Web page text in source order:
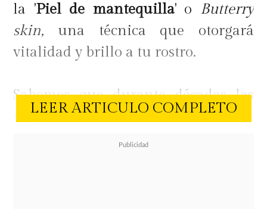
la 'Piel de mantequilla' o Butterry
skin, una técnica que otorgará
vitalidad y brillo a tu rostro.
Sabemos que durante décadas las
mujeres han combatido con el brillo
de la piel y lo seguirá siendo, pero
LEER ARTICULO COMPLETO